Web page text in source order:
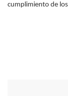
cumplimiento de